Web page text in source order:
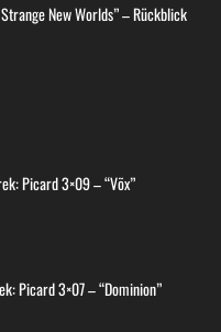
New Worlds” – Rückblick
Picard 3×09 – “Võx”
Picard 3×07 – “Dominion”